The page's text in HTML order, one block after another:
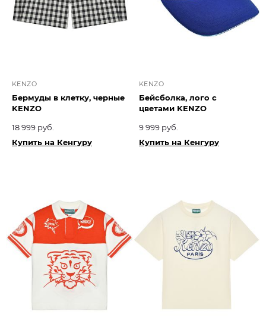
KENZO
Бермуды в клетку, черные
KENZO
18 999 руб.
Купить на Кенгуру
KENZO
Бейсболка, лого с
цветами KENZO
9 999 руб.
Купить на Кенгуру